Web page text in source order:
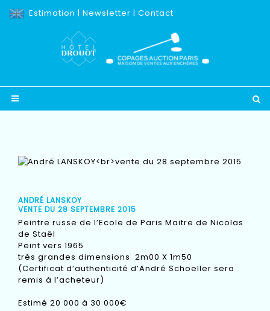
Estimation | Newsletter | Contact
ANDRÉ LANSKOY
VENTE DU 28 SEPTEMBRE 2015
Peintre russe de l’Ecole de Paris Maitre de Nicolas
de Staël
Peint vers 1965
très grandes dimensions 2m00 X 1m50
(Certificat d’authenticité d’André Schoeller sera
remis à l’acheteur)
Estimé 20 000 à 30 000€